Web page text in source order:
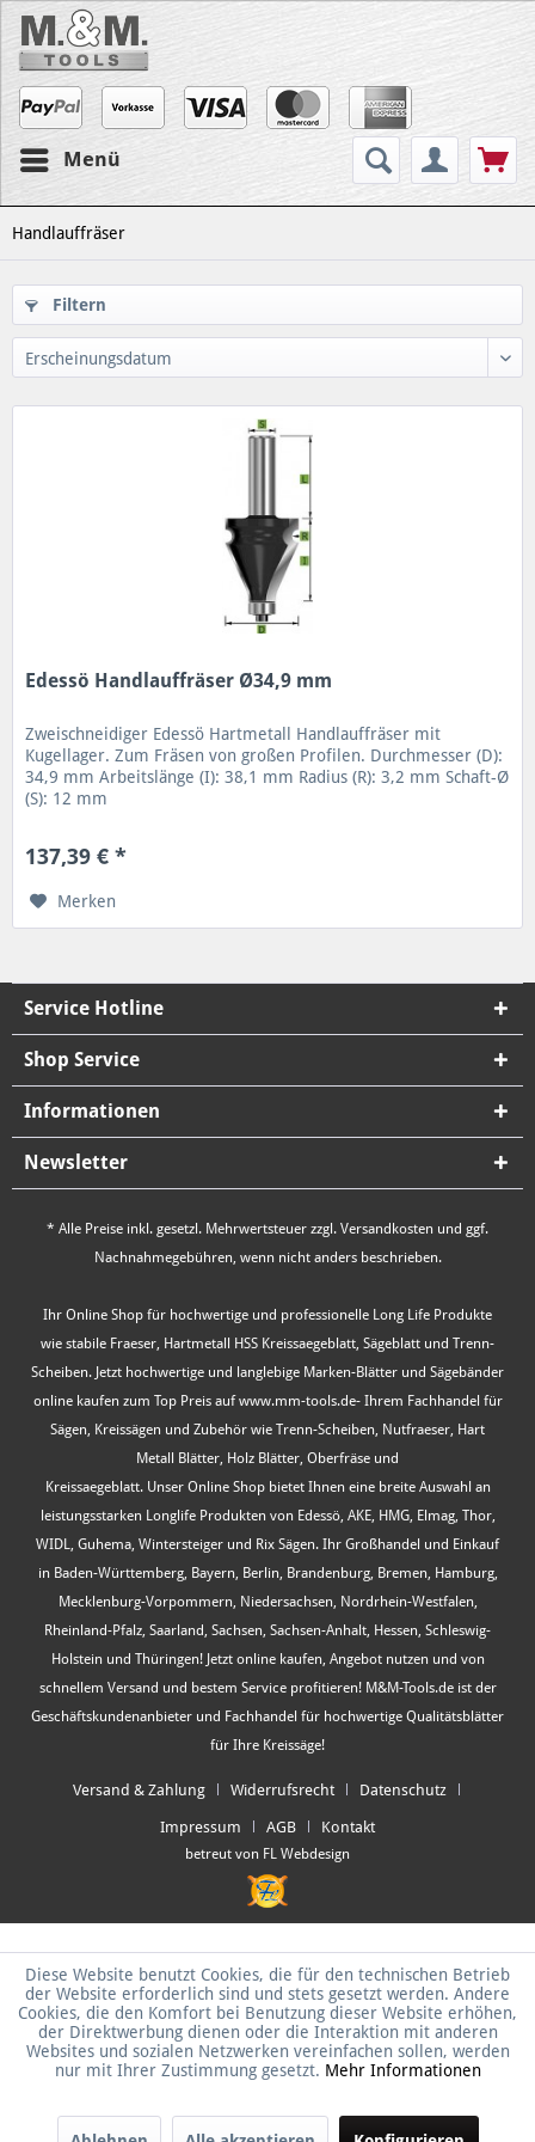
Menü
Handlauffräser
Filtern
Edessö Handlauffräser Ø34,9 mm
Zweischneidiger Edessö Hartmetall Handlauffräser mit
Kugellager. Zum Fräsen von großen Profilen. Durchmesser (D):
34,9 mm Arbeitslänge (I): 38,1 mm Radius (R): 3,2 mm Schaft-Ø
(S): 12 mm
137,39 € *
Merken
Service Hotline
Shop Service
Informationen
Newsletter
* Alle Preise inkl. gesetzl. Mehrwertsteuer zzgl. Versandkosten und ggf.
Nachnahmegebühren, wenn nicht anders beschrieben.
Ihr Online Shop für hochwertige und professionelle Long Life Produkte
wie stabile Fraeser, Hartmetall HSS Kreissaegeblatt, Sägeblatt und Trenn-
Scheiben. Jetzt hochwertige und langlebige Marken-Blätter und Sägebänder
online kaufen zum Top Preis auf www.mm-tools.de- Ihrem Fachhandel für
Sägen, Kreissägen und Zubehör wie Trenn-Scheiben, Nutfraeser, Hart
Metall Blätter, Holz Blätter, Oberfräse und
Kreissaegeblatt. Unser Online Shop bietet Ihnen eine breite Auswahl an
leistungsstarken Longlife Produkten von Edessö, AKE, HMG, Elmag, Thor,
WIDL, Guhema, Wintersteiger und Rix Sägen. Ihr Großhandel und Einkauf
in Baden-Württemberg, Bayern, Berlin, Brandenburg, Bremen, Hamburg,
Mecklenburg-Vorpommern, Niedersachsen, Nordrhein-Westfalen,
Rheinland-Pfalz, Saarland, Sachsen, Sachsen-Anhalt, Hessen, Schleswig-
Holstein und Thüringen! Jetzt online kaufen, Angebot nutzen und von
schnellem Versand und bestem Service profitieren! M&M-Tools.de ist der
Geschäftskundenanbieter und Fachhandel für hochwertige Qualitätsblätter
für Ihre Kreissäge!
Versand & Zahlung Widerrufsrecht Datenschutz
Impressum AGB Kontakt
betreut von FL Webdesign
Diese Website benutzt Cookies, die für den technischen Betrieb
der Website erforderlich sind und stets gesetzt werden. Andere
Cookies, die den Komfort bei Benutzung dieser Website erhöhen,
der Direktwerbung dienen oder die Interaktion mit anderen
Websites und sozialen Netzwerken vereinfachen sollen, werden
nur mit Ihrer Zustimmung gesetzt. Mehr Informationen